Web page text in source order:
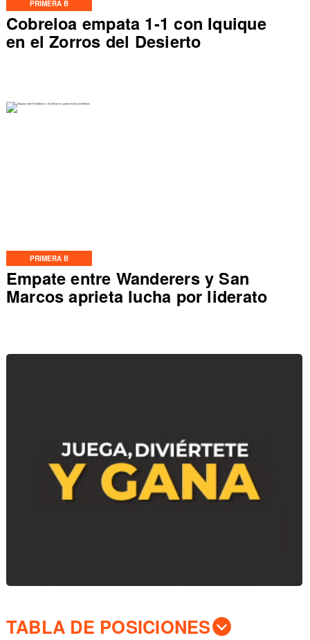
PRIMERA B
Cobreloa empata 1-1 con Iquique
en el Zorros del Desierto
PRIMERA B
Empate entre Wanderers y San
Marcos aprieta lucha por liderato
TABLA DE POSICIONES